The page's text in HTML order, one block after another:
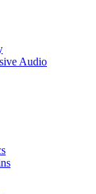
Audio